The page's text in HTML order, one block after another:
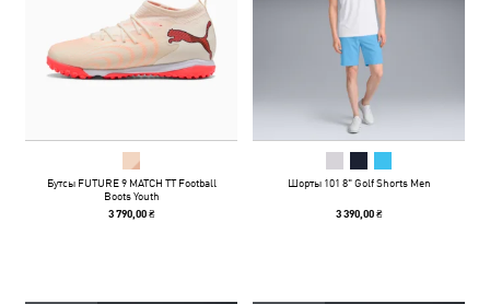
Бутсы FUTURE 9 MATCH TT Football
Boots Youth
3 790,00 ₴
Шорты 101 8" Golf Shorts Men
3 390,00 ₴